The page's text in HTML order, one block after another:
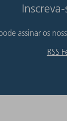
assinar os
RSS